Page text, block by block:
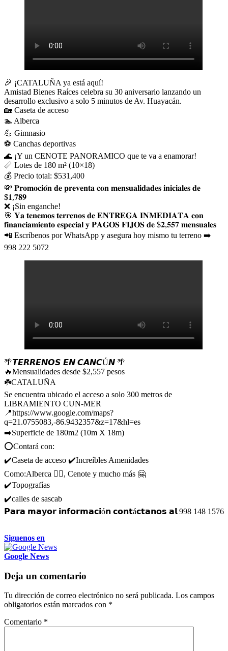
🎉 ¡CATALUÑA ya está aquí!
Amistad Bienes Raíces celebra su 30 aniversario lanzando un
desarrollo exclusivo a solo 5 minutos de Av. Huayacán.
🏡 Caseta de acceso
🏊 Alberca
💪 Gimnasio
⚽ Canchas deportivas
🌊 ¡Y un CENOTE PANORAMICO que te va a enamorar!
📏 Lotes de 180 m² (10×18)
💰 Precio total: $531,400
💸 𝐏𝐫𝐨𝐦𝐨𝐜𝐢𝐨́𝐧 𝐝𝐞 𝐩𝐫𝐞𝐯𝐞𝐧𝐭𝐚 𝐜𝐨𝐧 𝐦𝐞𝐧𝐬𝐮𝐚𝐥𝐢𝐝𝐚𝐝𝐞𝐬 𝐢𝐧𝐢𝐜𝐢𝐚𝐥𝐞𝐬 𝐝𝐞
$𝟏,𝟕𝟖𝟗
❌ ¡Sin enganche!
🎯 𝐘𝐚 𝐭𝐞𝐧𝐞𝐦𝐨𝐬 𝐭𝐞𝐫𝐫𝐞𝐧𝐨𝐬 𝐝𝐞 𝐄𝐍𝐓𝐑𝐄𝐆𝐀 𝐈𝐍𝐌𝐄𝐃𝐈𝐀𝐓𝐀 𝐜𝐨𝐧
𝐟𝐢𝐧𝐚𝐧𝐜𝐢𝐚𝐦𝐢𝐞𝐧𝐭𝐨 𝐞𝐬𝐩𝐞𝐜𝐢𝐚𝐥 𝐲 𝐏𝐀𝐆𝐎𝐒 𝐅𝐈𝐉𝐎𝐒 𝐝𝐞 $𝟐,𝟓𝟓𝟕 𝐦𝐞𝐧𝐬𝐮𝐚𝐥𝐞𝐬
📲 Escríbenos por WhatsApp y asegura hoy mismo tu terreno ➡️
998 222 5072
🌴𝙏𝙀𝙍𝙍𝙀𝙉𝙊𝙎 𝙀𝙉 𝘾𝘼𝙉𝘾Ú𝙉 🌴
🔥Mensualidades desde $2,557 pesos
☘️CATALUÑA
Se encuentra ubicado el acceso a solo 300 metros de
LIBRAMIENTO CUN-MER
📍https://www.google.com/maps?
q=21.0755083,-86.9432357&z=17&hl=es
➡️Superficie de 180m2 (10m X 18m)
⭕️Contará con:
✔️Caseta de acceso ✔️Increíbles Amenidades
Como:Alberca 🏊‍♀️, Cenote y mucho más 🤗
✔️Topografías
✔️calles de sascab
𝗣𝗮𝗿𝗮 𝗺𝗮𝘆𝗼𝗿 𝗶𝗻𝗳𝗼𝗿𝗺𝗮𝗰𝗶ó𝗻 𝗰𝗼𝗻𝘁á𝗰𝘁𝗮𝗻𝗼𝘀 𝗮𝗹 998 148 1576
Siguenos en
Google News
Deja un comentario
Tu dirección de correo electrónico no será publicada. Los campos
obligatorios están marcados con *
Comentario *